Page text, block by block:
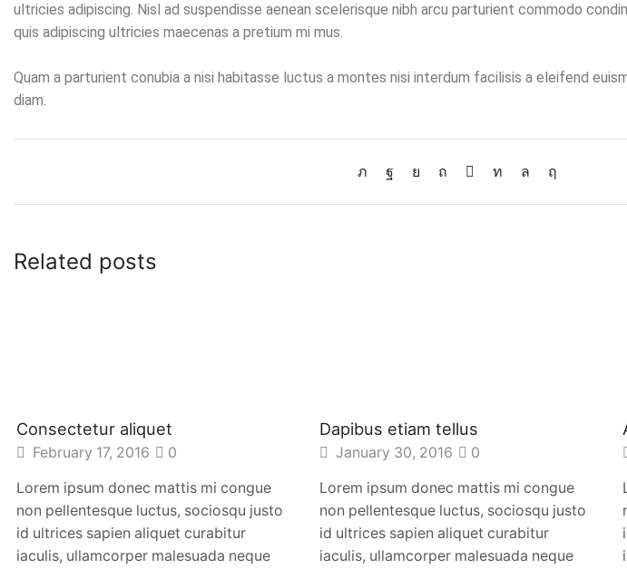
ultricies adipiscing. Nisl ad suspendisse aenean scelerisque nibh arcu parturient commodo
quis adipiscing ultricies maecenas a pretium mi mus.
Quam a parturient conubia a nisi habitasse luctus a montes nisi interdum facilisis a eleifend
diam.
Related posts
Consectetur aliquet
February 17, 2016 0
Lorem ipsum donec mattis mi congue
non pellentesque luctus, sociosqu justo
id ultrices sapien aliquet curabitur
iaculis, ullamcorper malesuada neque
Dapibus etiam tellus
January 30, 2016 0
Lorem ipsum donec mattis mi congue
non pellentesque luctus, sociosqu justo
id ultrices sapien aliquet curabitur
iaculis, ullamcorper malesuada neque